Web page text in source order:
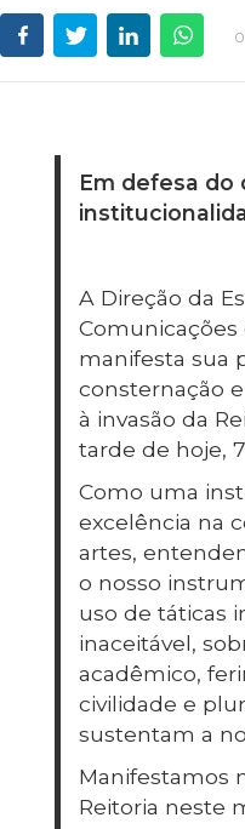
Em defesa do
A Direção da
Comunicações
manifesta sua
consternação
à invasão da
tarde de hoje,
Como uma
excelência na
artes,
o nosso
uso de táticas
inaceitável,
acadêmico,
civilidade e
sustentam a
Manifestamos
Reitoria neste